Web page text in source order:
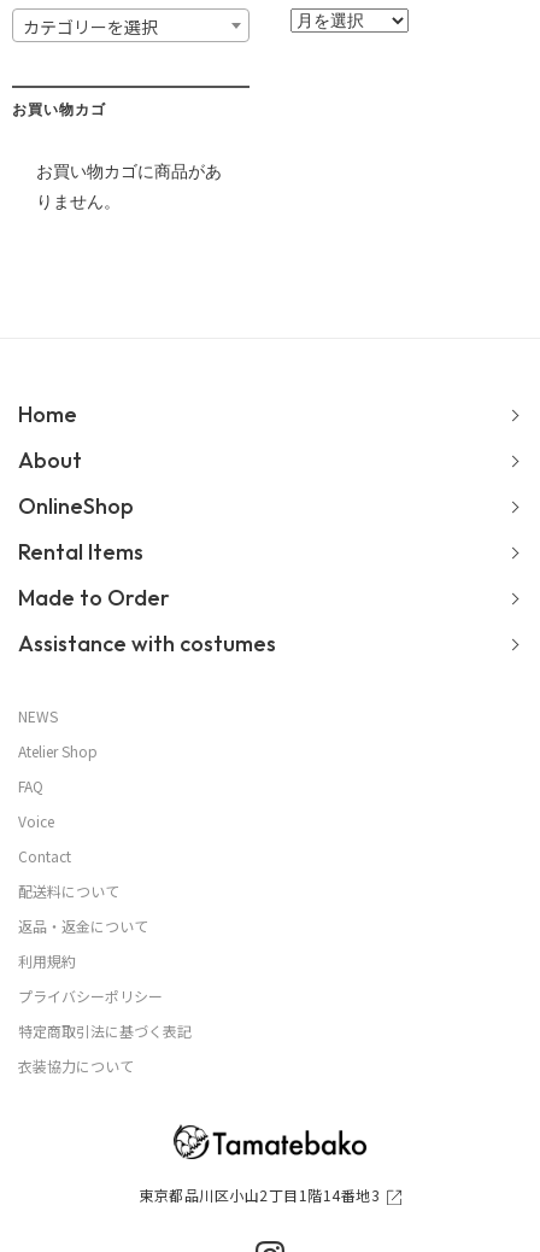
カテゴリーを選択
ア
お買い物カゴ
お買い物カゴに商品があ
りません。
東京都品川区小山2丁目1階14番地3
Home
About
OnlineShop
Rental Items
Made to Order
Assistance with costumes
NEWS
Atelier Shop
FAQ
Voice
Contact
配送料について
返品・返金について
利用規約
プライバシーポリシー
特定商取引法に基づく表記
衣装協力について